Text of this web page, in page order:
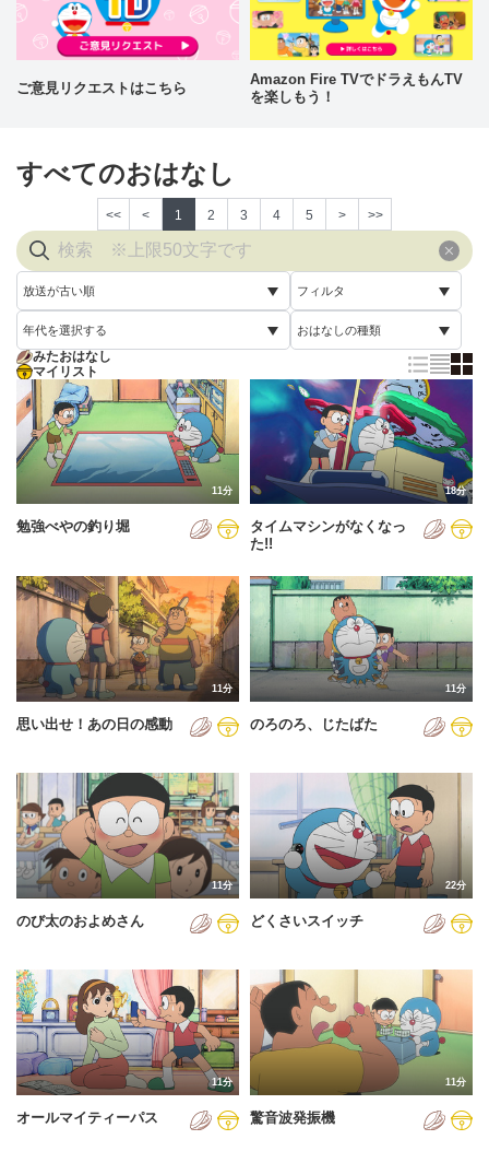
ご意見リクエストはこちら
Amazon Fire TVでドラえもんTV
を楽しもう！
すべてのおはなし
<< < 1 2 3 4 5 > >>
放送が古い順
放送が古い順
放送が新しい順
配信が古い順
配信が新しい順
あいうえお順(降順)
動画が長い順
動画が短い順
フィルタ
すべて
未視聴
年代を選択する
すべて
2005年
2006年
2007年
2008年
2011年
2012年
2013年
2014年
2015年
2016年
2017年
2019年
2020年
2021年
2022年
おはなしの種類
通常回
誕生日スペシャル
みたおはなし
マイリスト
11分
勉強べやの釣り堀
18分
タイムマシンがなくなっ
た!!
11分
思い出せ！あの日の感動
11分
のろのろ、じたばた
11分
のび太のおよめさん
22分
どくさいスイッチ
11分
オールマイティーパス
11分
驚音波発振機